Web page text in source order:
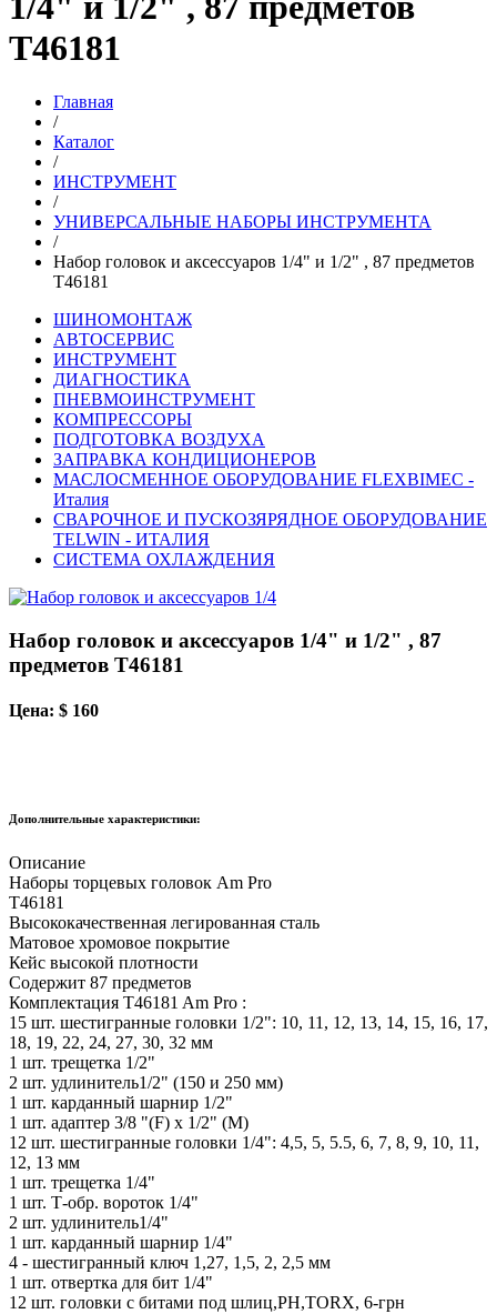
T46181
Главная
/
Каталог
/
ИНСТРУМЕНТ
/
УНИВЕРСАЛЬНЫЕ НАБОРЫ ИНСТРУМЕНТА
/
Набор головок и аксессуаров 1/4" и 1/2" , 87 предметов
T46181
ШИНОМОНТАЖ
АВТОСЕРВИС
ИНСТРУМЕНТ
ДИАГНОСТИКА
ПНЕВМОИНСТРУМЕНТ
КОМПРЕССОРЫ
ПОДГОТОВКА ВОЗДУХА
ЗАПРАВКА КОНДИЦИОНЕРОВ
МАСЛОСМЕННОЕ ОБОРУДОВАНИЕ FLEXBIMEC -
Италия
СВАРОЧНОЕ И ПУСКОЗЯРЯДНОЕ ОБОРУДОВАНИЕ
TELWIN - ИТАЛИЯ
СИСТЕМА ОХЛАЖДЕНИЯ
Набор головок и аксессуаров 1/4" и 1/2" , 87
предметов T46181
Цена: $ 160
Дополнительные характеристики:
Описание
Наборы торцевых головок Am Pro
T46181
Высококачественная легированная сталь
Матовое хромовое покрытие
Кейс высокой плотности
Содержит 87 предметов
Комплектация T46181 Am Pro :
15 шт. шестигранные головки 1/2": 10, 11, 12, 13, 14, 15, 16, 17,
18, 19, 22, 24, 27, 30, 32 мм
1 шт. трещетка 1/2"
2 шт. удлинитель1/2" (150 и 250 мм)
1 шт. карданный шарнир 1/2"
1 шт. адаптер 3/8 "(F) х 1/2" (M)
12 шт. шестигранные головки 1/4": 4,5, 5, 5.5, 6, 7, 8, 9, 10, 11,
12, 13 мм
1 шт. трещетка 1/4"
1 шт. Т-обр. вороток 1/4"
2 шт. удлинитель1/4"
1 шт. карданный шарнир 1/4"
4 - шестигранный ключ 1,27, 1,5, 2, 2,5 мм
1 шт. отвертка для бит 1/4"
12 шт. головки с битами под шлиц,PH,TORX, 6-грн